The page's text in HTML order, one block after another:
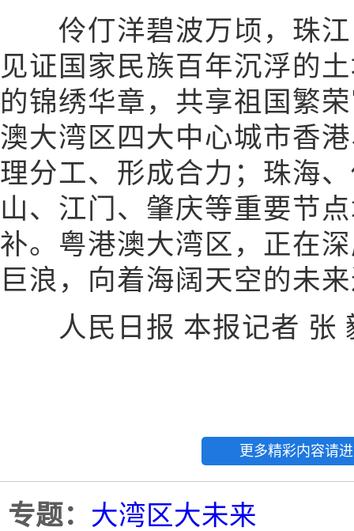
伶仃洋碧波万顷，珠江
见证国家民族百年沉浮的
的锦绣华章，共享祖国繁
澳大湾区四大中心城市香
理分工、形成合力；珠海
山、江门、肇庆等重要节
补。粤港澳大湾区，正在
巨浪，向着海阔天空的未
人民日报 本报记者 张
更多精彩内容请
专题： 大湾区大未来